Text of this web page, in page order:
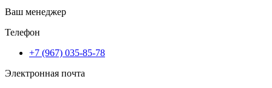
Ваш менеджер
Телефон
+7 (967) 035-85-78
Электронная почта